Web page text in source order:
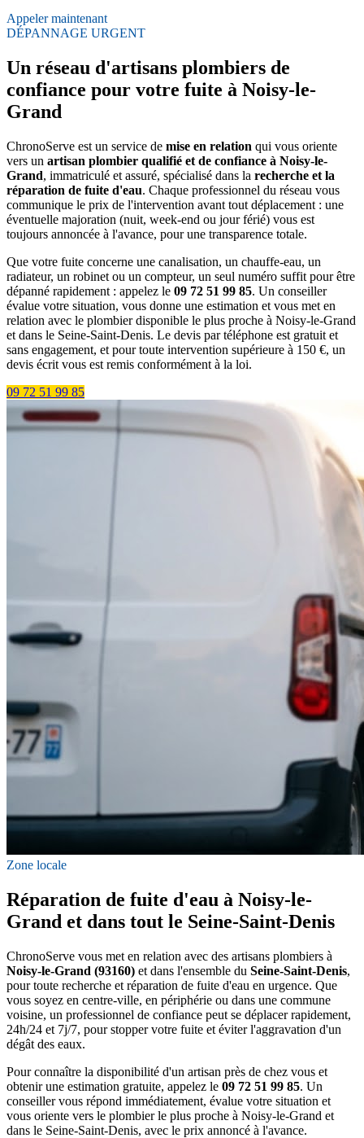
Appeler maintenant
DÉPANNAGE URGENT
Un réseau d'artisans plombiers de
confiance pour votre fuite à Noisy-le-
Grand
ChronoServe est un service de mise en relation qui vous oriente
vers un artisan plombier qualifié et de confiance à Noisy-le-
Grand, immatriculé et assuré, spécialisé dans la recherche et la
réparation de fuite d'eau. Chaque professionnel du réseau vous
communique le prix de l'intervention avant tout déplacement : une
éventuelle majoration (nuit, week-end ou jour férié) vous est
toujours annoncée à l'avance, pour une transparence totale.
Que votre fuite concerne une canalisation, un chauffe-eau, un
radiateur, un robinet ou un compteur, un seul numéro suffit pour être
dépanné rapidement : appelez le 09 72 51 99 85. Un conseiller
évalue votre situation, vous donne une estimation et vous met en
relation avec le plombier disponible le plus proche à Noisy-le-Grand
et dans le Seine-Saint-Denis. Le devis par téléphone est gratuit et
sans engagement, et pour toute intervention supérieure à 150 €, un
devis écrit vous est remis conformément à la loi.
09 72 51 99 85
Zone locale
Réparation de fuite d'eau à Noisy-le-
Grand et dans tout le Seine-Saint-Denis
ChronoServe vous met en relation avec des artisans plombiers à
Noisy-le-Grand (93160) et dans l'ensemble du Seine-Saint-Denis,
pour toute recherche et réparation de fuite d'eau en urgence. Que
vous soyez en centre-ville, en périphérie ou dans une commune
voisine, un professionnel de confiance peut se déplacer rapidement,
24h/24 et 7j/7, pour stopper votre fuite et éviter l'aggravation d'un
dégât des eaux.
Pour connaître la disponibilité d'un artisan près de chez vous et
obtenir une estimation gratuite, appelez le 09 72 51 99 85. Un
conseiller vous répond immédiatement, évalue votre situation et
vous oriente vers le plombier le plus proche à Noisy-le-Grand et
dans le Seine-Saint-Denis, avec le prix annoncé à l'avance.